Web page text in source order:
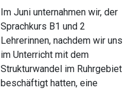
Im Juni unternahmen wir, der
Sprachkurs B1 und 2
Lehrerinnen, nachdem wir uns
im Unterricht mit dem
Strukturwandel im Ruhrgebiet
beschäftigt hatten, eine